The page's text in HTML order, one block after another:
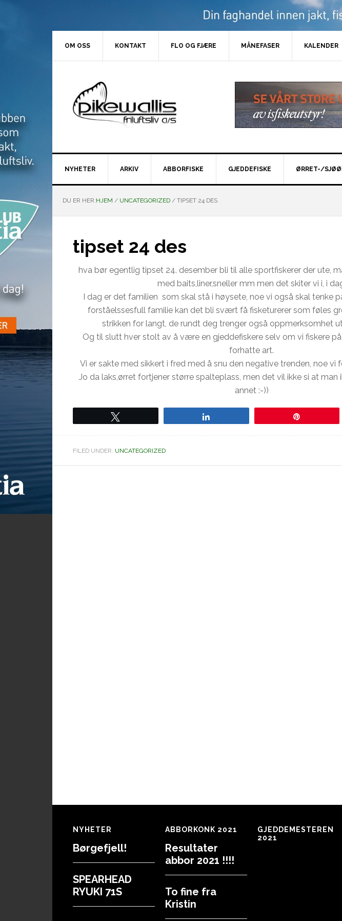
OM OSS KONTAKT FLO OG FJÆRE MÅNEFASER KALENDER
NYHETER ARKIV ABBORFISKE GJEDDEFISKE ØRRET-/
DU ER HER:HJEM / UNCATEGORIZED / TIPSET 24 DES
tipset 24 des
hva bør egentlig tipset 24. desember bli til alle sportfiskerer der ute,
med baits,liner,sneller mm men det skiter vi i, i
I dag er det familien som skal stå i høysete, noe vi også skal tenke
forståelssesfull familie kan det bli svært få fisketurerer som føles
strikken for langt, de rundt deg trenger også oppmerksomhet
Og til slutt hver stolt av å være en gjeddefiskere selv om vi fiskere
forhatte art.
Vi er sakte med sikkert i fred med å snu den negative trenden, noe vi
Jo da laks,ørret fortjener større spalteplass, men det vil ikke si at man
annet :-))
FILED UNDER: UNCATEGORIZED
Footer
NYHETER
Børgefjell!
SPEARHEAD
RYUKI 71S
ABBORKONK 2021
Resultater
abbor 2021 !!!!
To fine fra
Kristin
GJEDDEMESTEREN
2021